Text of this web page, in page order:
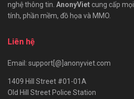
nghệ thông tin. AnonyViet cung cấp
tính, phần mềm, đồ họa và MMO.
Liên hệ
Email: support[@]anonyviet.com
1409 Hill Street #01-01A
Old Hill Street Police Station